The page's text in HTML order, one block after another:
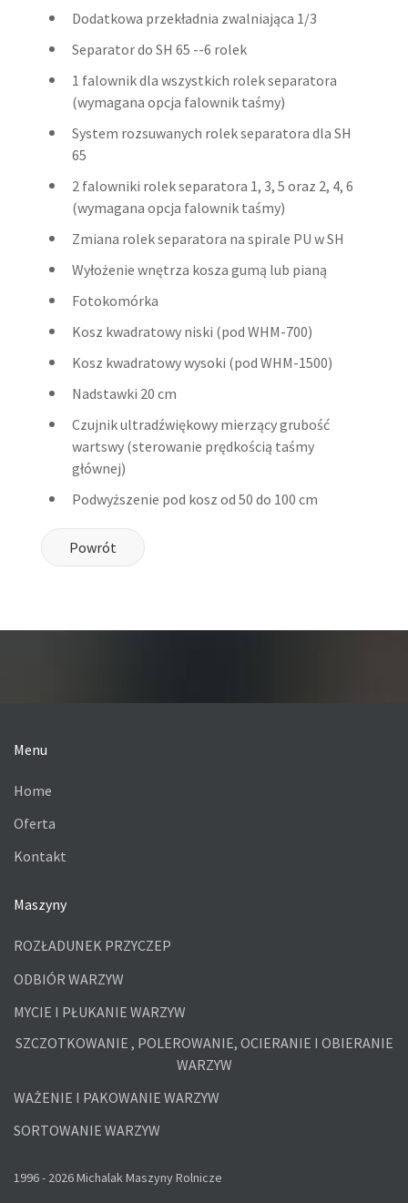
Dodatkowa przekładnia zwalniająca 1/3
Separator do SH 65 --6 rolek
1 falownik dla wszystkich rolek separatora
(wymagana opcja falownik taśmy)
System rozsuwanych rolek separatora dla SH
65
2 falowniki rolek separatora 1, 3, 5 oraz 2, 4, 6
(wymagana opcja falownik taśmy)
Zmiana rolek separatora na spirale PU w SH
Wyłożenie wnętrza kosza gumą lub pianą
Fotokomórka
Kosz kwadratowy niski (pod WHM-700)
Kosz kwadratowy wysoki (pod WHM-1500)
Nadstawki 20 cm
Czujnik ultradźwiękowy mierzący grubość
wartswy (sterowanie prędkością taśmy
głównej)
Podwyższenie pod kosz od 50 do 100 cm
Powrót
Menu
Home
Oferta
Kontakt
Maszyny
ROZŁADUNEK PRZYCZEP
ODBIÓR WARZYW
MYCIE I PŁUKANIE WARZYW
SZCZOTKOWANIE , POLEROWANIE, OCIERANIE I OBIERANIE
WARZYW
WAŻENIE I PAKOWANIE WARZYW
SORTOWANIE WARZYW
1996 - 2026 Michalak Maszyny Rolnicze